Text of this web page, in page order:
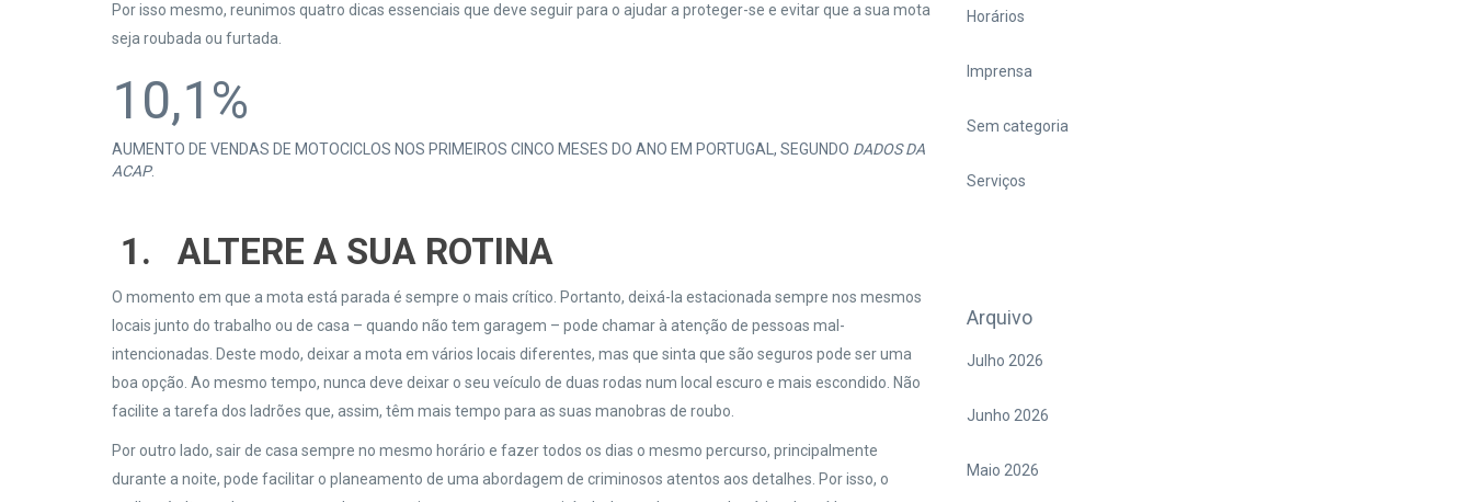
Por isso mesmo, reunimos quatro dicas essenciais que deve seguir para o ajudar a proteger-se e evitar que a sua mota
seja roubada ou furtada.
10,1%
AUMENTO DE VENDAS DE MOTOCICLOS NOS PRIMEIROS CINCO MESES DO ANO EM PORTUGAL, SEGUNDO DADOS DA
ACAP.
1. ALTERE A SUA ROTINA
O momento em que a mota está parada é sempre o mais crítico. Portanto, deixá-la estacionada sempre nos mesmos
locais junto do trabalho ou de casa – quando não tem garagem – pode chamar à atenção de pessoas mal-
intencionadas. Deste modo, deixar a mota em vários locais diferentes, mas que sinta que são seguros pode ser uma
boa opção. Ao mesmo tempo, nunca deve deixar o seu veículo de duas rodas num local escuro e mais escondido. Não
facilite a tarefa dos ladrões que, assim, têm mais tempo para as suas manobras de roubo.
Por outro lado, sair de casa sempre no mesmo horário e fazer todos os dias o mesmo percurso, principalmente
durante a noite, pode facilitar o planeamento de uma abordagem de criminosos atentos aos detalhes. Por isso, o
Horários
Imprensa
Sem categoria
Serviços
Arquivo
Julho 2026
Junho 2026
Maio 2026